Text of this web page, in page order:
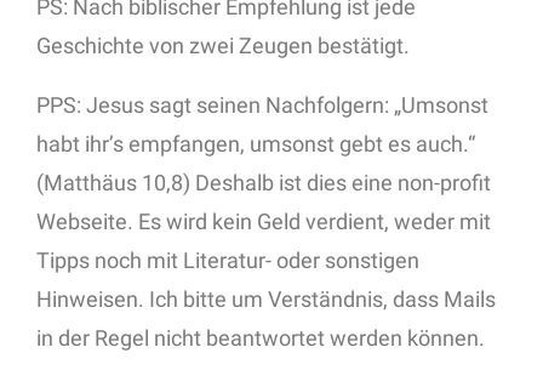
PS: Nach biblischer Empfehlung ist jede
Geschichte von zwei Zeugen bestätigt.
PPS: Jesus sagt seinen Nachfolgern: „Umsonst
habt ihr’s empfangen, umsonst gebt es auch.“
(Matthäus 10,8) Deshalb ist dies eine non-profit
Webseite. Es wird kein Geld verdient, weder mit
Tipps noch mit Literatur- oder sonstigen
Hinweisen. Ich bitte um Verständnis, dass Mails
in der Regel nicht beantwortet werden können.